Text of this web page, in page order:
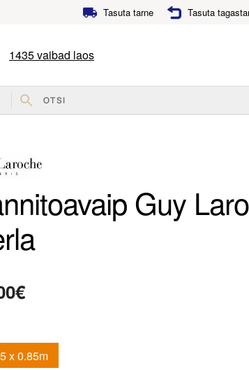
Tasuta tarne Tasuta
1435vaibad laos
Guy
€
x 0.85m